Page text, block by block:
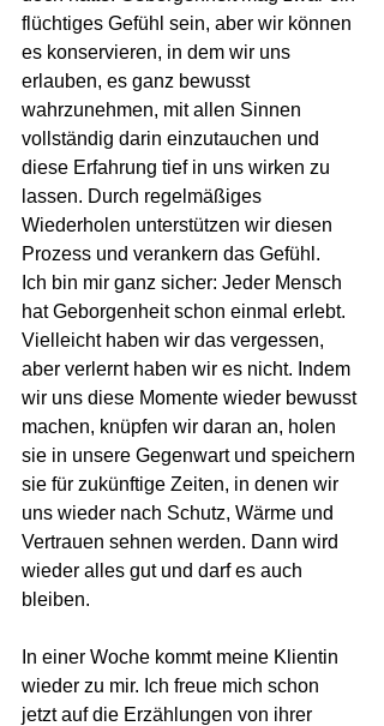
flüchtiges Gefühl sein, aber wir können
es konservieren, in dem wir uns
erlauben, es ganz bewusst
wahrzunehmen, mit allen Sinnen
vollständig darin einzutauchen und
diese Erfahrung tief in uns wirken zu
lassen. Durch regelmäßiges
Wiederholen unterstützen wir diesen
Prozess und verankern das Gefühl.
Ich bin mir ganz sicher: Jeder Mensch
hat Geborgenheit schon einmal erlebt.
Vielleicht haben wir das vergessen,
aber verlernt haben wir es nicht. Indem
wir uns diese Momente wieder bewusst
machen, knüpfen wir daran an, holen
sie in unsere Gegenwart und speichern
sie für zukünftige Zeiten, in denen wir
uns wieder nach Schutz, Wärme und
Vertrauen sehnen werden. Dann wird
wieder alles gut und darf es auch
bleiben.
In einer Woche kommt meine Klientin
wieder zu mir. Ich freue mich schon
jetzt auf die Erzählungen von ihrer